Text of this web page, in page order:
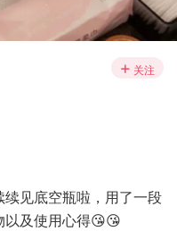
关注
见底空瓶啦，用了一段
以及使用心得😘😘